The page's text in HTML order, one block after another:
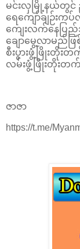
မင်းလှမြို့နယ်တွင်
ရေကျော်ချဉ်းက
ကျေးလက်နေပြ
ချောမွေ့လာမည်ဖ
စီးပွားဖွံ့ဖြိုးတိုး
လမ်းဖွံ့ဖြိုးတိုးတက်
ဇာဇာ
https://t.me/